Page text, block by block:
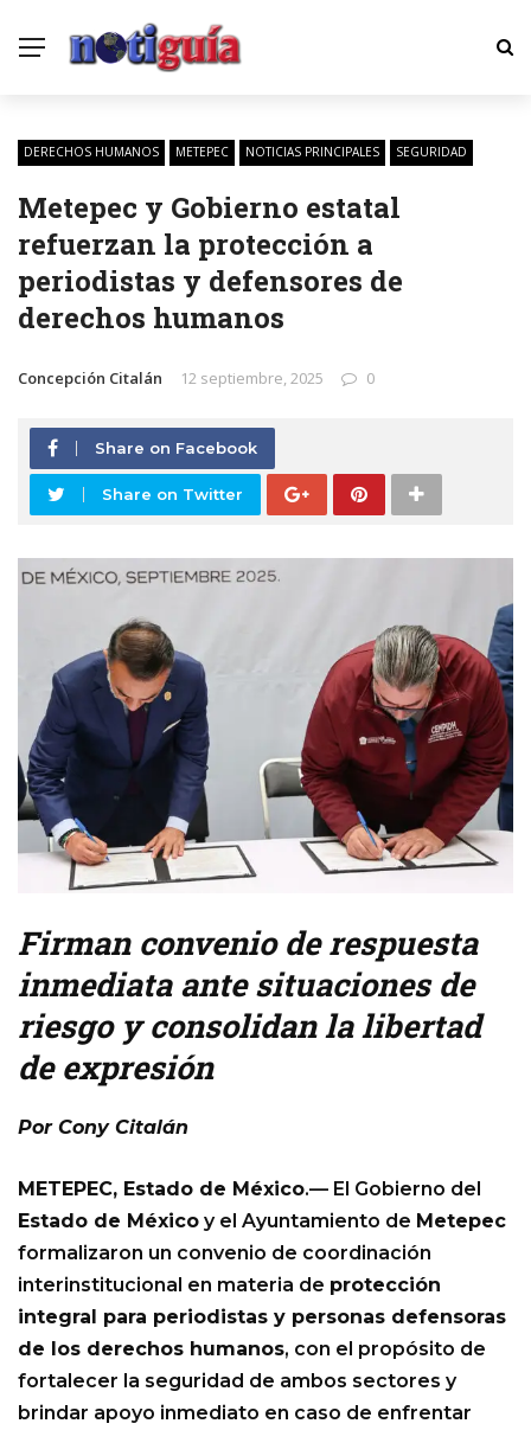
DERECHOS HUMANOS METEPEC NOTICIAS PRINCIPALES SEGURIDAD
Metepec y Gobierno estatal
refuerzan la protección a
periodistas y defensores de
derechos humanos
Concepción Citalán 12 septiembre, 2025 0
Share on Facebook
Share on Twitter
Firman convenio de respuesta
inmediata ante situaciones de
riesgo y consolidan la libertad
de expresión
Por Cony Citalán
METEPEC, Estado de México.— El Gobierno del
Estado de México y el Ayuntamiento de Metepec
formalizaron un convenio de coordinación
interinstitucional en materia de protección
integral para periodistas y personas defensoras
de los derechos humanos, con el propósito de
fortalecer la seguridad de ambos sectores y
brindar apoyo inmediato en caso de enfrentar